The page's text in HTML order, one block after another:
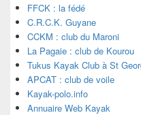
FFCK : la fédé
C.R.C.K. Guyane
CCKM : club du Maroni
La Pagaie : club de Kourou
Tukus Kayak Club à St
APCAT : club de voile
Kayak-polo.info
Annuaire Web Kayak